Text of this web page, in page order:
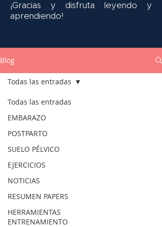
¡Gracias y disfruta leyendo y
aprendiendo!
Blog
Todas las entradas
EMBARAZO
POSTPARTO
SUELO PÉLVICO
EJERCICIOS
NOTICIAS
RESUMEN PAPERS
HERRAMIENTAS
ENTRENAMIENTO
Todas las entradas